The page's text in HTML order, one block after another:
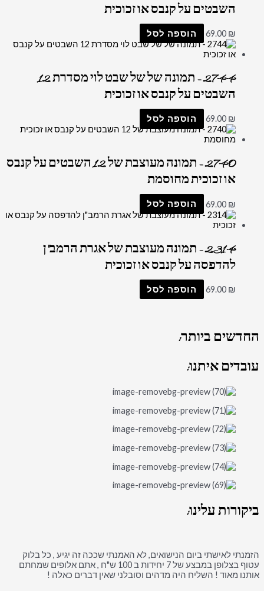
השבטים על קנבס או זכוכית
69.00 ₪ הוספה לסל
2744 – תמונה של של שבט לוי מסדרת 12
השבטים על קנבס או זכוכית
69.00 ₪ הוספה לסל
2740 – תמונה מעוצבת של 12 השבטים על קנבס
או זכוכית מחוסמת
69.00 ₪ הוספה לסל
2314 – תמונה מעוצבת של אגרת הרמב"ן
להדפסה על קנבס או זכוכית
69.00 ₪ הוספה לסל
החדשיםביותר:
עובדיםאיתנו:
ביקורותעלינו:
הזמנתי לאישתי ביום הנישואים, לא האמנתי שככה זה יגיע , כל בלוק
עטוף בצלופן במבצע של 7 יחידות ב 100 ש"ח , אתם אלופים שמחתם
אותנו מאוד ! השליח היה מדהים וסובלני שאין דברים כאלה !